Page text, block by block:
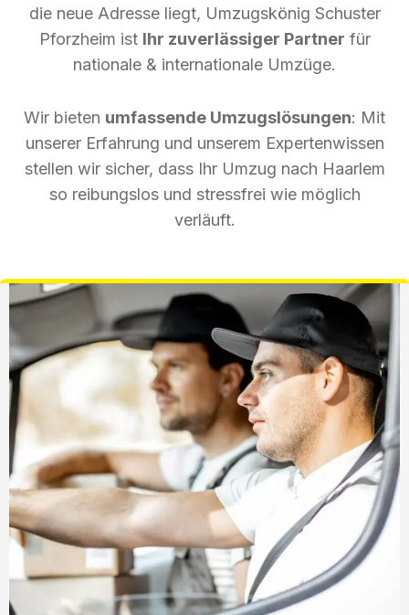
die neue Adresse liegt, Umzugskönig Schuster
Pforzheim ist Ihr zuverlässiger Partner für
nationale & internationale Umzüge.
Wir bieten umfassende Umzugslösungen: Mit
unserer Erfahrung und unserem Expertenwissen
stellen wir sicher, dass Ihr Umzug nach Haarlem
so reibungslos und stressfrei wie möglich
verläuft.